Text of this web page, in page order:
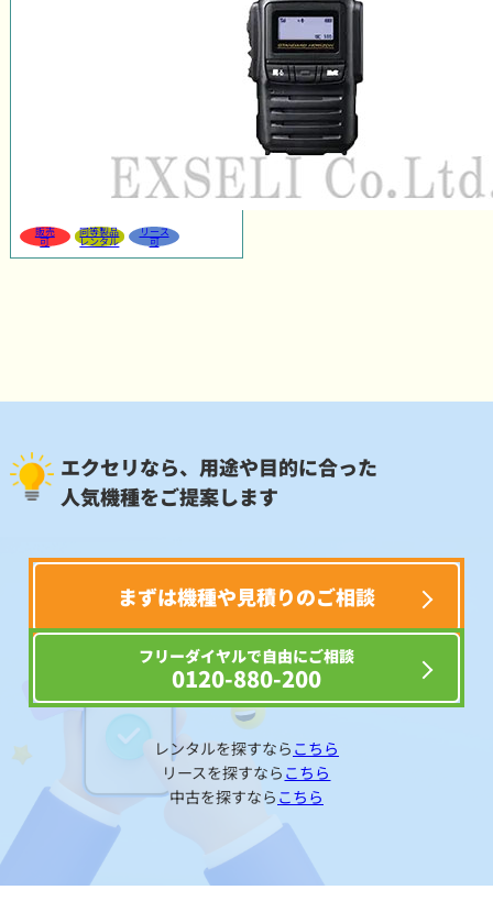
販売
可
同等製品
レンタル
リース
可
エクセリなら、用途や目的に合った
人気機種をご提案します
まずは機種や見積りのご相談
フリーダイヤルで自由にご相談
0120-880-200
レンタルを探すなら こちら
リースを探すなら こちら
中古を探すなら こちら